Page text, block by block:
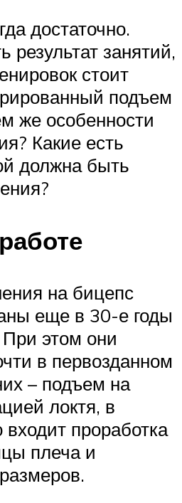
достаточно.
результат занятий,
стоит
подъем
же особенности
Какие есть
должна быть
на бицепс
еще в 30-е годы
этом они
в первозданном
– подъем на
локтя, в
входит проработка
плеча и